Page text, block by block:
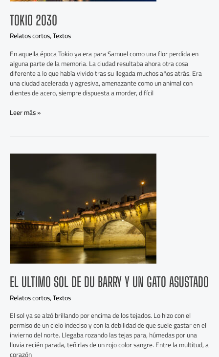
TOKIO 2030
Relatos cortos,Textos
En aquella época Tokio ya era para Samuel como una flor perdida en
alguna parte de la memoria. La ciudad resultaba ahora otra cosa
diferente a lo que había vivido tras su llegada muchos años atrás. Era
una ciudad acelerada y agresiva, amenazante como un animal con
dientes de acero, siempre dispuesta a morder, difícil
Leer más »
EL ULTIMO SOL DE DU BARRY Y UN GATO ASUSTADO
Relatos cortos,Textos
El sol ya se alzó brillando por encima de los tejados. Lo hizo con el
permiso de un cielo indeciso y con la debilidad de que suele gastar en el
invierno del norte. Llegaba rozando las tejas para, húmedas por una
lluvia recién parada, teñirlas de un rojo color sangre. Entre la multitud, a
El
y
un
gato
asustado